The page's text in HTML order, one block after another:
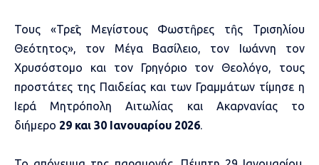
Τους «Τρεῖς Μεγίστους Φωστῆρες τῆς Τρισηλίου
Θεότητος», τον Μέγα Βασίλειο, τον Ιωάννη τον
Χρυσόστομο και τον Γρηγόριο τον Θεολόγο, τους
προστάτες της Παιδείας και των Γραμμάτων τίμησε η
Ιερά Μητρόπολη Αιτωλίας και Ακαρνανίας το
διήμερο 29 και 30 Ιανουαρίου 2026